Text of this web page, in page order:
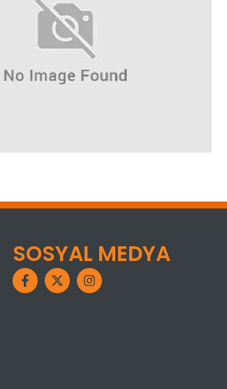
SOSYAL MEDYA